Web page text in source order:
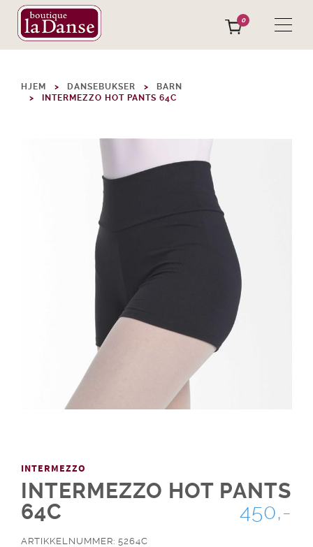
0
HJEM DANSEBUKSER
BARN
INTERMEZZO HOT PANTS 64C
INTERMEZZO
INTERMEZZO HOT PANTS
64C
450,-
ARTIKKELNUMMER: 5264C